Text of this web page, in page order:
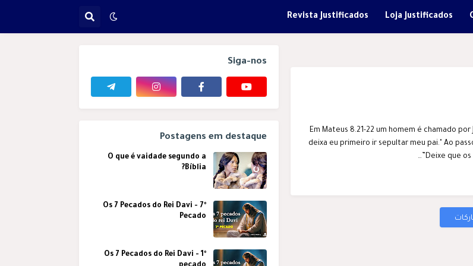
Loja Justificados
Revista Justificados
Em Mateus 8.21-22 um homem é chamado
deixa eu primeiro ir sepultar meu pai." Ao
Deixe que os
Siga-nos
Postagens em destaque
O que é vaidade segundo a
Bíblia?
Os 7 Pecados do Rei Davi - 7º
Pecado
Os 7 Pecados do Rei Davi - 1º